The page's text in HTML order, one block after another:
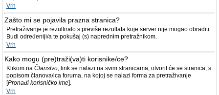
Vrh
Zašto mi se pojavila prazna stranica?
Pretraživanje je rezultiralo s previše rezultata koje server nije mogao obraditi.
Budi određeniji/a te pokušaj (s) naprednim pretražnikom.
Vrh
Kako mogu (pre)traži(va)ti korisnike/ce?
Klikom na Članstvo, link se nalazi na svim stranicama, otvorit će se stranica, s
popisom članova/ica foruma, na kojoj se nalazi forma za pretraživanje
[Pronađi korisničko ime].
Vrh